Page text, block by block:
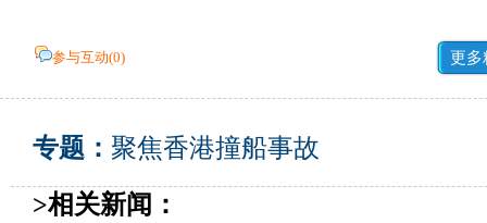
参与互动(0) 更多
专题： 聚焦香港撞船事故
>相关新闻：